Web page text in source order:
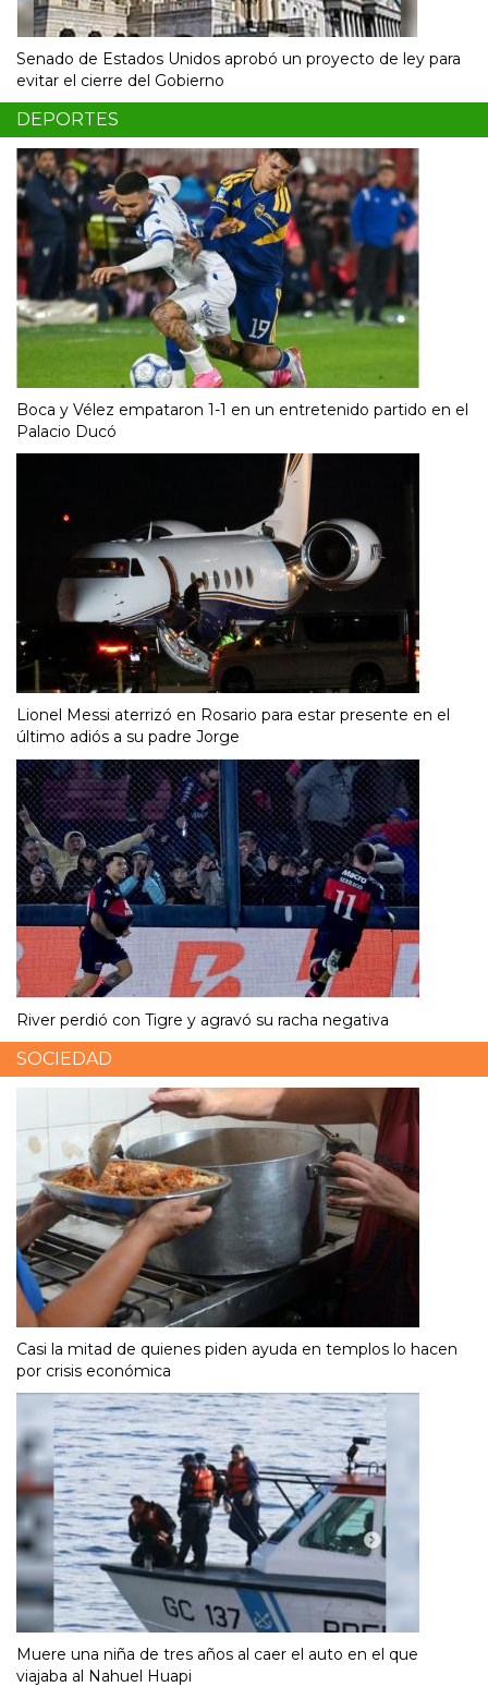
Senado de Estados Unidos aprobó un proyecto de ley para
evitar el cierre del Gobierno
DEPORTES
Boca y Vélez empataron 1-1 en un entretenido partido en el
Palacio Ducó
Lionel Messi aterrizó en Rosario para estar presente en el
último adiós a su padre Jorge
River perdió con Tigre y agravó su racha negativa
SOCIEDAD
Casi la mitad de quienes piden ayuda en templos lo hacen
por crisis económica
Muere una niña de tres años al caer el auto en el que
viajaba al Nahuel Huapi